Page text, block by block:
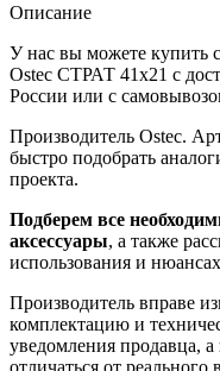
Описание
У нас вы можете купить
Ostec СТРАТ 41х21 с
России или с
Производитель Ostec.
быстро подобрать
проекта.
Подберем все
аксессуары, а также
использования и
Производитель вправе
комплектацию и
уведомления продавца,
отличаться от реального